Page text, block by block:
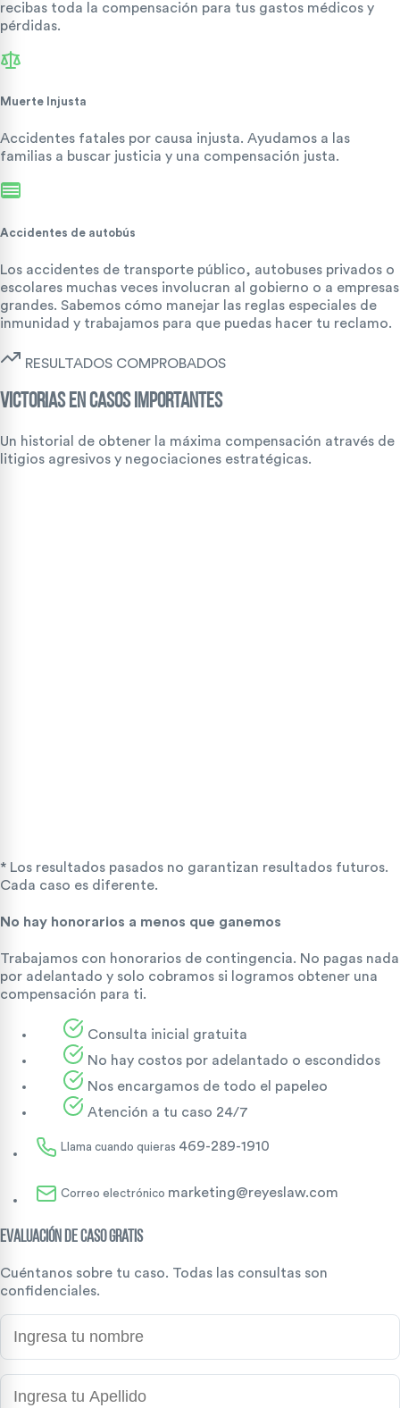
recibas toda la compensación para tus gastos médicos y
pérdidas.
Muerte Injusta
Accidentes fatales por causa injusta. Ayudamos a las
familias a buscar justicia y una compensación justa.
Accidentes de autobús
Los accidentes de transporte público, autobuses privados o
escolares muchas veces involucran al gobierno o a empresas
grandes. Sabemos cómo manejar las reglas especiales de
inmunidad y trabajamos para que puedas hacer tu reclamo.
RESULTADOS COMPROBADOS
VICTORIAS EN CASOS IMPORTANTES
Un historial de obtener la máxima compensación através de
litigios agresivos y negociaciones estratégicas.
* Los resultados pasados no garantizan resultados futuros.
Cada caso es diferente.
No hay honorarios a menos que ganemos
Trabajamos con honorarios de contingencia. No pagas nada
por adelantado y solo cobramos si logramos obtener una
compensación para ti.
Consulta inicial gratuita
No hay costos por adelantado o escondidos
Nos encargamos de todo el papeleo
Atención a tu caso 24/7
Llama cuando quieras 469-289-1910
Correo electrónico marketing@reyeslaw.com
Evaluación de caso gratis
Cuéntanos sobre tu caso. Todas las consultas son
confidenciales.